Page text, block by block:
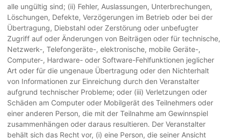
alle ungültig sind; (ii) Fehler, Auslassungen, Unterbrechungen,
Löschungen, Defekte, Verzögerungen im Betrieb oder bei der
Übertragung, Diebstahl oder Zerstörung oder unbefugter
Zugriff auf oder Änderungen von Beiträgen oder für technische,
Netzwerk-, Telefongeräte-, elektronische, mobile Geräte-,
Computer-, Hardware- oder Software-Fehlfunktionen jeglicher
Art oder für die ungenaue Übertragung oder den Nichterhalt
von Informationen zur Einreichung durch den Veranstalter
aufgrund technischer Probleme; oder (iii) Verletzungen oder
Schäden am Computer oder Mobilgerät des Teilnehmers oder
einer anderen Person, die mit der Teilnahme am Gewinnspiel
zusammenhängen oder daraus resultieren. Der Veranstalter
behält sich das Recht vor, (i) eine Person, die seiner Ansicht